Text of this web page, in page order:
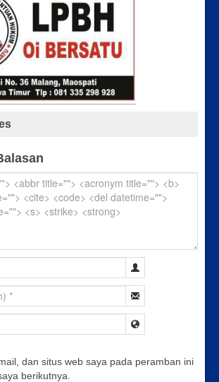
dan situs web saya pada peramban ini
berikutnya.